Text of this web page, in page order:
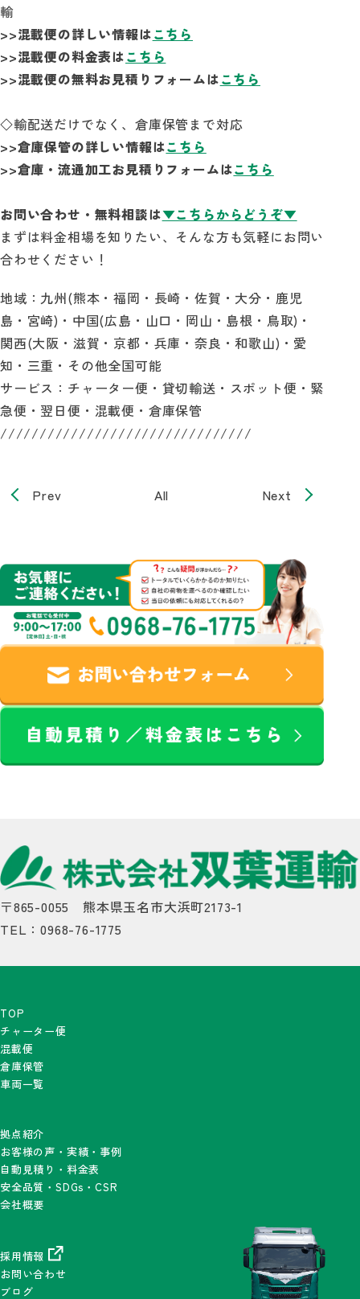
輸
>>混載便の詳しい情報はこちら
>>混載便の料金表はこちら
>>混載便の無料お見積りフォームはこちら
◇輸配送だけでなく、倉庫保管まで対応
>>倉庫保管の詳しい情報はこちら
>>倉庫・流通加工お見積りフォームはこちら
お問い合わせ・無料相談は▼こちらからどうぞ▼
まずは料金相場を知りたい、そんな方も気軽にお問い
合わせください！
地域：九州(熊本・福岡・長崎・佐賀・大分・鹿児
島・宮崎)・中国(広島・山口・岡山・島根・鳥取)・
関西(大阪・滋賀・京都・兵庫・奈良・和歌山)・愛
知・三重・その他全国可能
サービス：チャーター便・貸切輸送・スポット便・緊
急便・翌日便・混載便・倉庫保管
////////////////////////////////
Prev All Next
〒865-0055 熊本県玉名市大浜町2173-1
TEL：0968-76-1775
TOP
チャーター便
混載便
倉庫保管
車両一覧
拠点紹介
お客様の声・実績・事例
自動見積り・料金表
安全品質・SDGs・CSR
会社概要
採用情報
お問い合わせ
ブログ